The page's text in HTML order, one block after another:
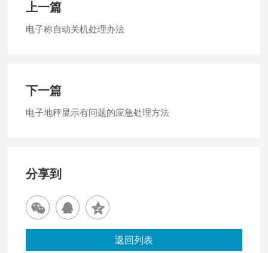
上一篇
电子称自动关机处理办法
下一篇
电子地秤显示有问题的应急处理方法
分享到
返回列表